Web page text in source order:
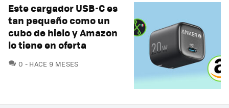
Este cargador USB-C es
tan pequeño como un
cubo de hielo y Amazon
lo tiene en oferta
0 COMENTARIOS
HACE 9 MESES